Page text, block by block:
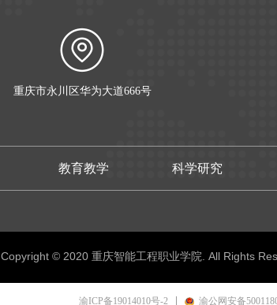
重庆市永川区华为大道666号
教育教学 科学研究
Copyright © 2020 重庆智能工程职业学院. All Rights
渝ICP备19014010号-2 渝公网安备